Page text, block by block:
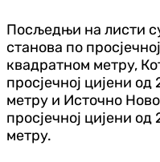
Посљедњи на листи
станова по
квадратном метру,
просјечној цијени
метру и Источно
просјечној цијени
метру.